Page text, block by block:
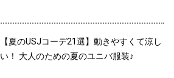
【夏のUSJコーデ21選】動きやすくて涼し
い！ 大人のための夏のユニバ服装♪